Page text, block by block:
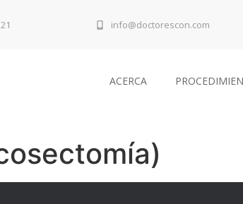
info@doctorescon.com
ACERCA